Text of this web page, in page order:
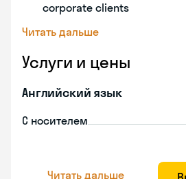
corporate clients
Читать дальше
Услуги и цены
Английский язык
С носителем
Читать дальше